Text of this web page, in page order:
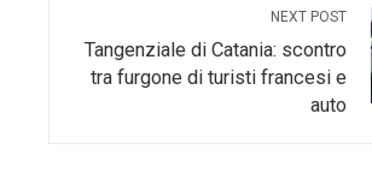
NEXT POST
Tangenziale di Catania: scontro
tra furgone di turisti francesi e
auto